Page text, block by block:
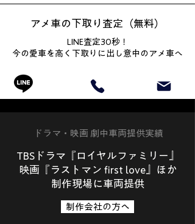
アメ車の下取り査定（無料）
LINE査定30秒！
今の愛車を高く下取りに出し意中のアメ車へ
ドラマ・映画 劇中車両提供実績
TBSドラマ『ロイヤルファミリー』
映画『ラストマン first love』ほか
制作現場に車両提供
制作会社の方へ